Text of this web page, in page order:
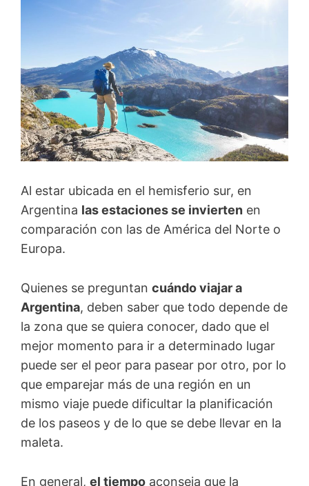
Al estar ubicada en el hemisferio sur, en
Argentina las estaciones se invierten en
comparación con las de América del Norte o
Europa.
Quienes se preguntan cuándo viajar a
Argentina, deben saber que todo depende de
la zona que se quiera conocer, dado que el
mejor momento para ir a determinado lugar
puede ser el peor para pasear por otro, por lo
que emparejar más de una región en un
mismo viaje puede dificultar la planificación
de los paseos y de lo que se debe llevar en la
maleta.
En general, el tiempo aconseja que la